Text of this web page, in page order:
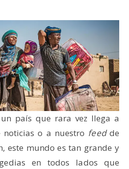
país que rara vez llega a
noticias o a nuestro feedde
este mundo es tan grande y
en todos lados que